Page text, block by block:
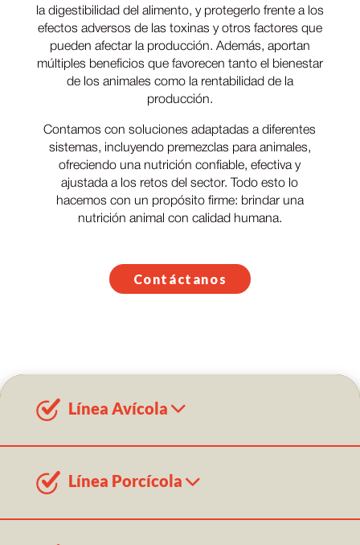
la digestibilidad del alimento, y protegerlo frente a los
efectos adversos de las toxinas y otros factores que
pueden afectar la producción. Además, aportan
múltiples beneficios que favorecen tanto el bienestar
de los animales como la rentabilidad de la
producción.
Contamos con soluciones adaptadas a diferentes
sistemas, incluyendo premezclas para animales,
ofreciendo una nutrición confiable, efectiva y
ajustada a los retos del sector. Todo esto lo
hacemos con un propósito firme: brindar una
nutrición animal con calidad humana.
Contáctanos
Línea Avícola
Línea Porcícola